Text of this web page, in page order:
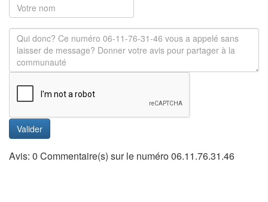
Valider
Avis: 0 Commentaire(s) sur le numéro 06.11.76.31.46